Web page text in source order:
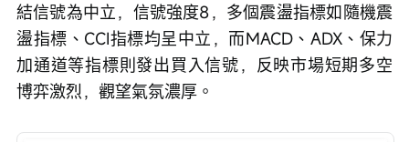
結信號為中立，信號強度8，多個震盪指標如隨機震
盪指標、CCI指標均呈中立，而MACD、ADX、保力
加通道等指標則發出買入信號，反映市場短期多空
博弈激烈，觀望氣氛濃厚。